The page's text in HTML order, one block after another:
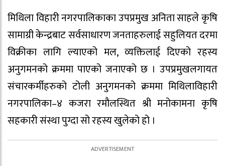
मिथिला विहारी नगरपालिकाका उपप्रमुख अनिता साहले कृषि
सामाग्री केन्द्रबाट सर्वसाधारण जनताहरुलाई सहुलियत दरमा
विक्रीका लागि ल्याएको मल, व्यक्तिलाई दिएको रहस्य
अनुगमनको क्रममा पाएको जनाएको छ । उपप्रमुखलगायत
संचारकर्मीहरुको टोली अनुगमनको क्रममा मिथिलाविहारी
नगरपालिका–४ कजरा रमौलस्थित श्री मनोकामना कृषि
सहकारी संस्था पुग्दा सो रहस्य खुलेको हो ।